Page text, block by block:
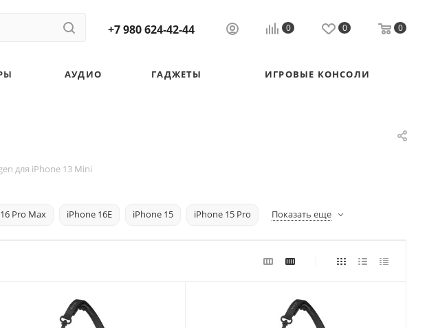
+7 980 624-42-44 0 0 0
АУДИО ГАДЖЕТЫ ИГРОВЫЕ КОНСОЛИ
для iPhone 13 Mini
Pro Max iPhone 16E iPhone 15 iPhone 15 Pro Показать еще